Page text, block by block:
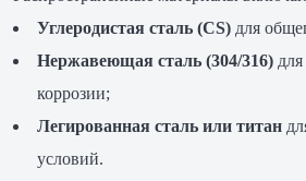
Углеродистая сталь (CS)для
Нержавеющая сталь (304/316)для
коррозии;
Легированная сталь или титан
условий.